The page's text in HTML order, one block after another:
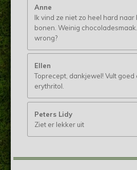
Anne
Ik vind ze niet zo heel hard
bonen. Weinig
wrong?
Ellen
Toprecept, dankjewel! Vult
erythritol.
Peters Lidy
Ziet er lekker uit